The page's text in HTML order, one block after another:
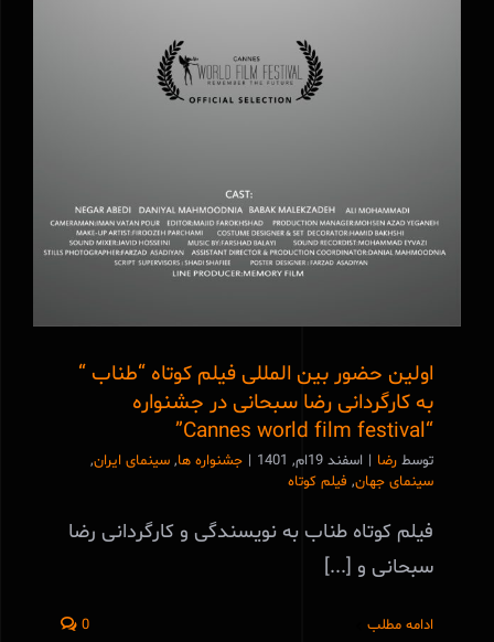
اولین حضور بین المللی فیلم کوتاه “طناب “
به کارگردانی رضا سبحانی در جشنواره
‏“Cannes world film festival”
توسط رضا | اسفند 19ام, 1401 | جشنواره ها, سینمای ایران,
سینمای جهان, فیلم کوتاه
فیلم کوتاه طناب به نویسندگی و کارگردانی رضا
سبحانی و [...]
ادامه مطلب 0